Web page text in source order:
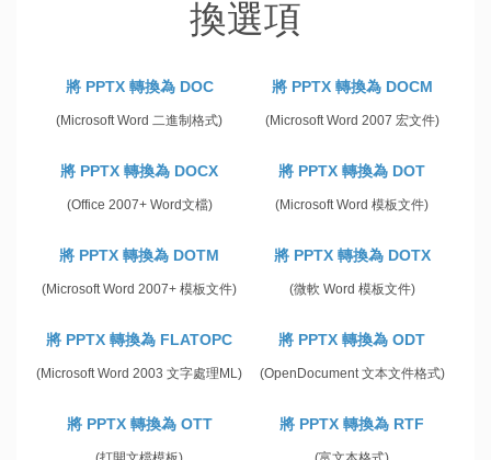
換選項
將 PPTX 轉換為 DOC
(Microsoft Word 二進制格式)
將 PPTX 轉換為 DOCM
(Microsoft Word 2007 宏文件)
將 PPTX 轉換為 DOCX
(Office 2007+ Word文檔)
將 PPTX 轉換為 DOT
(Microsoft Word 模板文件)
將 PPTX 轉換為 DOTM
(Microsoft Word 2007+ 模板文件)
將 PPTX 轉換為 DOTX
(微軟 Word 模板文件)
將 PPTX 轉換為 FLATOPC
(Microsoft Word 2003 文字處理ML)
將 PPTX 轉換為 ODT
(OpenDocument 文本文件格式)
將 PPTX 轉換為 OTT 將 PPTX 轉換為 RTF